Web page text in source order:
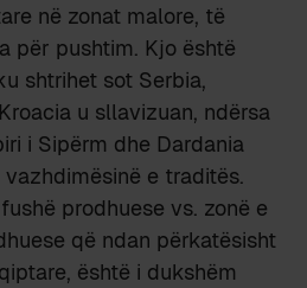
në zonat malore, të
për pushtim. Kjo është
shtrihet sot Serbia,
u sllavizuan, ndërsa
i Sipërm dhe Dardania
e traditës.
prodhuese vs. zonë e
që ndan përkatësisht
është i dukshëm